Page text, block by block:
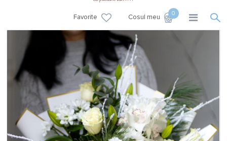
Favorite Cosul meu
0